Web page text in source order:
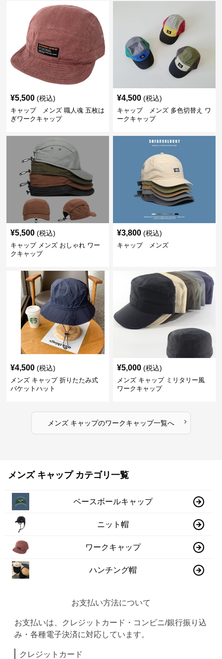
¥5,500 (税込)
キャップ メンズ 職人魂 五枚は
ぎワークキャップ
¥4,500 (税込)
キャップ メンズ 多色切替え ワ
ークキャップ
¥5,500 (税込)
キャップ メンズ おしゃれ ワー
クキャップ
¥3,800 (税込)
キャップ メンズ
¥4,500 (税込)
メンズ キャップ 折りたたみ式
バケットハット
¥5,000 (税込)
メンズ キャップ ミリタリー風
ワークキャップ
メンズ キャップのワークキャップ一覧へ ›
メンズ キャップ カテゴリ一覧
ベースボールキャップ
ニット帽
ワークキャップ
ハンチング帽
お支払い方法について
お支払いは、クレジットカード・コンビニ/銀行振り込
み・各種電子決済に対応しています。
クレジットカード